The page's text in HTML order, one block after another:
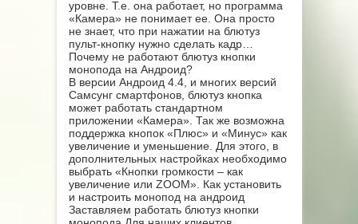
уровне. Т.е. она работает, но программа
«Камера» не понимает ее. Она просто
не знает, что при нажатии на блютуз
пульт-кнопку нужно сделать кадр…
Почему не работают блютуз кнопки
монопода на Андроид?
В версии Андроид 4.4, и многих версий
Самсунг смартфонов, блютуз кнопка
может работать стандартном
приложении «Камера». Так же возможна
поддержка кнопок «Плюс» и «Минус» как
увеличение и уменьшение. Для этого, в
дополнительных настройках необходимо
выбрать «Кнопки громкости – как
увеличение или ZOOM». Как установить
и настроить монопод на андроид
Заставляем работать блютуз кнопки